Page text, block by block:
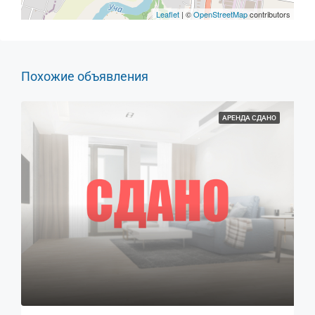
Leaflet | ©OpenStreetMapcontributors
Похожие объявления
АРЕНДА СДАНО